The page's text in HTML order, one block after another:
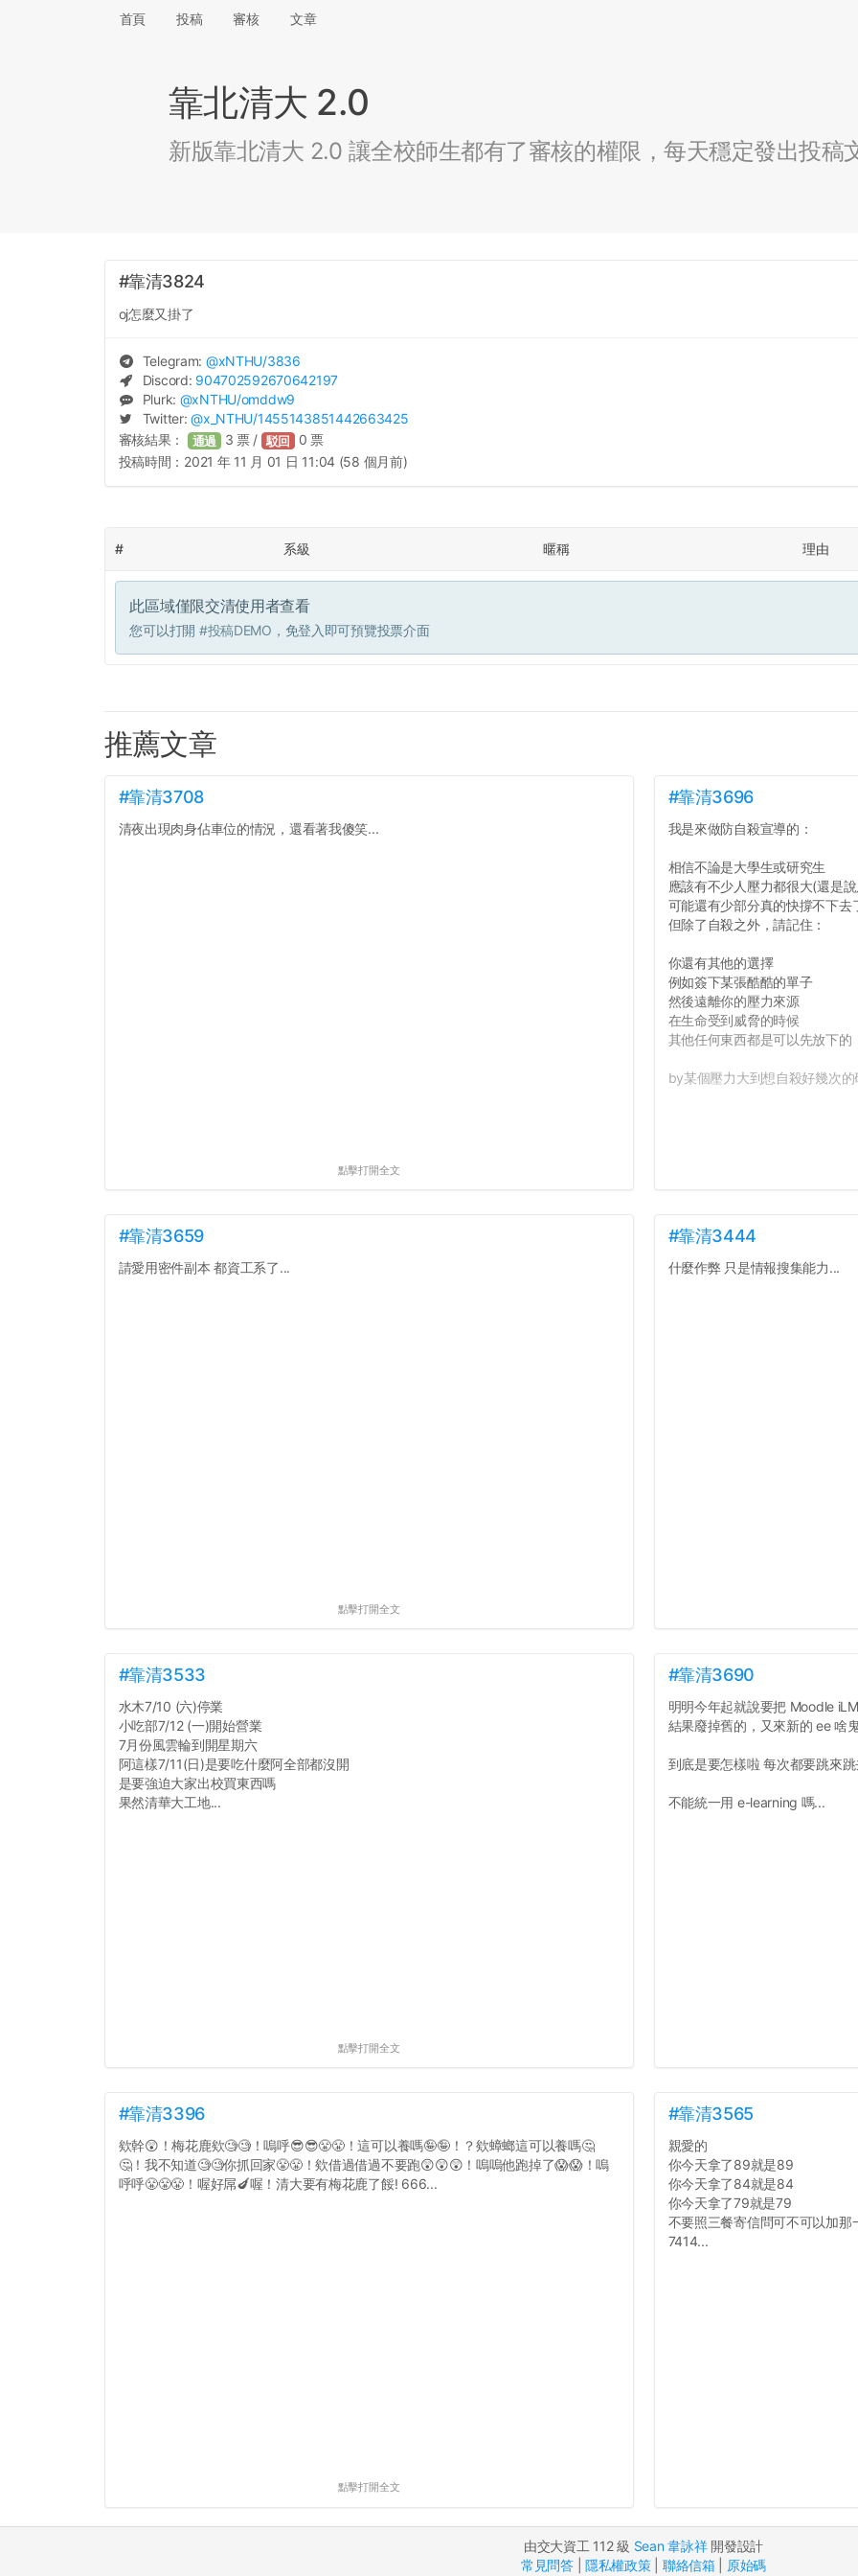
首頁 投稿 審核 文章
靠北清大 2.0
新版靠北清大 2.0 讓全校師生都有了審核的權限，每天穩定發出投稿
#靠清3824
oj怎麼又掛了
Telegram: @xNTHU/3836
Discord: 904702592670642197
Plurk: @xNTHU/omddw9
Twitter:@x_NTHU/1455143851442663425
審核結果： 通過 3 票 / 駁回 0 票
投稿時間： 2021 年 11 月 01 日 11:04 (58 個月前)
# 系級 暱稱 理由
此區域僅限交清使用者查看
您可以打開 #投稿DEMO ，免登入即可預覽投票介面
推薦文章
#靠清3708
清夜出現肉身佔車位的情況，還看著我傻笑...
點擊打開全文
#靠清3696
我是來做防自殺宣導的：
相信不論是大學生或研究生
應該有不少人壓力都很大(還是
可能還有少部分真的快撐不下去
但除了自殺之外，請記住：
你還有其他的選擇
例如簽下某張酷酷的單子
然後遠離你的壓力來源
在生命受到威脅的時候
其他任何東西都是可以先放下的
by某個壓力大到想自殺好幾次的
#靠清3659
請愛用密件副本 都資工系了...
點擊打開全文
#靠清3444
什麼作弊 只是情報搜集能力...
#靠清3533
水木7/10 (六)停業
小吃部7/12 (一)開始營業
7月份風雲輪到開星期六
阿這樣7/11(日)是要吃什麼阿全部都沒開
是要強迫大家出校買東西嗎
果然清華大工地...
點擊打開全文
#靠清3690
明明今年起就說要把 Moodle
結果廢掉舊的，又來新的 ee 啥
到底是要怎樣啦 每次都要跳來
不能統一用 e-learning 嗎...
#靠清3396
欸幹😲！梅花鹿欸🧐🧐！嗚呼😎😎😤😤！這可以養嗎🤪🤪！？欸蟑螂這可以養嗎🤔
🤔！我不知道🧐🧐你抓回家😤😤！欸借過借過不要跑😲😲😲！嗚嗚他跑掉了😱😱！嗚
呼呼😤😤😤！喔好屌🍆喔！清大要有梅花鹿了餒! 666...
點擊打開全文
#靠清3565
親愛的
你今天拿了89就是89
你今天拿了84就是84
你今天拿了79就是79
不要照三餐寄信問可不可以加那
7414...
由交大資工 112 級 Sean 韋詠祥開發設計
常見問答|隱私權政策| 聯絡信箱| 原始碼